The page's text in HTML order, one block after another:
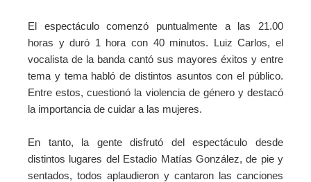
El espectáculo comenzó puntualmente a las 21.00
horas y duró 1 hora con 40 minutos. Luiz Carlos, el
vocalista de la banda cantó sus mayores éxitos y entre
tema y tema habló de distintos asuntos con el público.
Entre estos, cuestionó la violencia de género y destacó
la importancia de cuidar a las mujeres.
En tanto, la gente disfrutó del espectáculo desde
distintos lugares del Estadio Matías González, de pie y
sentados, todos aplaudieron y cantaron las canciones